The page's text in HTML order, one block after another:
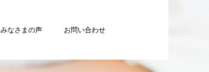
みなさまの声 お問い合わせ